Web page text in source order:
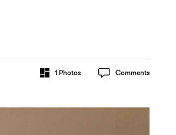
1Photos Comments